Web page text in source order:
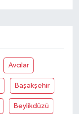
Avcılar
Başakşehir
Beylikdüzü